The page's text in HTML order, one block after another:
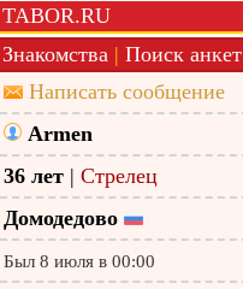
TABOR.RU
Знакомства | Поиск анкет
Написать сообщение
Armen
36 лет | Стрелец
Домодедово
Был 8 июля в 00:00